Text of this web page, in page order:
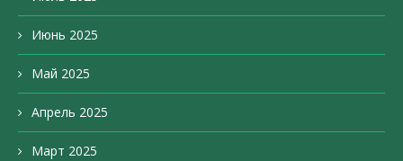
Июнь 2025
Май 2025
Апрель 2025
Март 2025